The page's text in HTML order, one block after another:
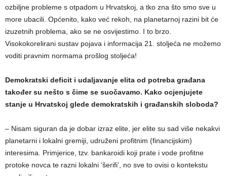
ozbiljne probleme s otpadom u Hrvatskoj, a tko zna što smo sve u
more ubacili. Općenito, kako već rekoh, na planetarnoj razini bit će
izuzetnih problema, ako se ne osvijestimo. I to brzo.
Visokokorelirani sustav pojava i informacija 21. stoljeća ne možemo
voditi pravnim normama prošlog stoljeća!
Demokratski deficit i udaljavanje elita od potreba građana
također su nešto s čime se suočavamo. Kako ocjenjujete
stanje u Hrvatskoj glede demokratskih i građanskih sloboda?
– Nisam siguran da je dobar izraz elite, jer elite su sad više nekakvi
planetarni i lokalni gremiji, udruženi profitnim (financijskim)
interesima. Primjerice, tzv. bankaroidi koji prate i vode profitne
protoke novca te razni lokalni ‘šerifi’, no sve to ovisi o kontekstu